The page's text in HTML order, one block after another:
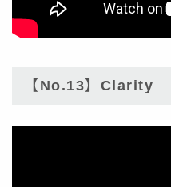
【No.13】Clarity